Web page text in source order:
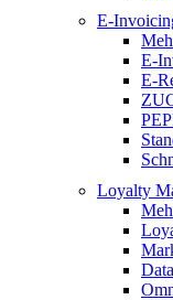
E-
E-
E-
Loyalty